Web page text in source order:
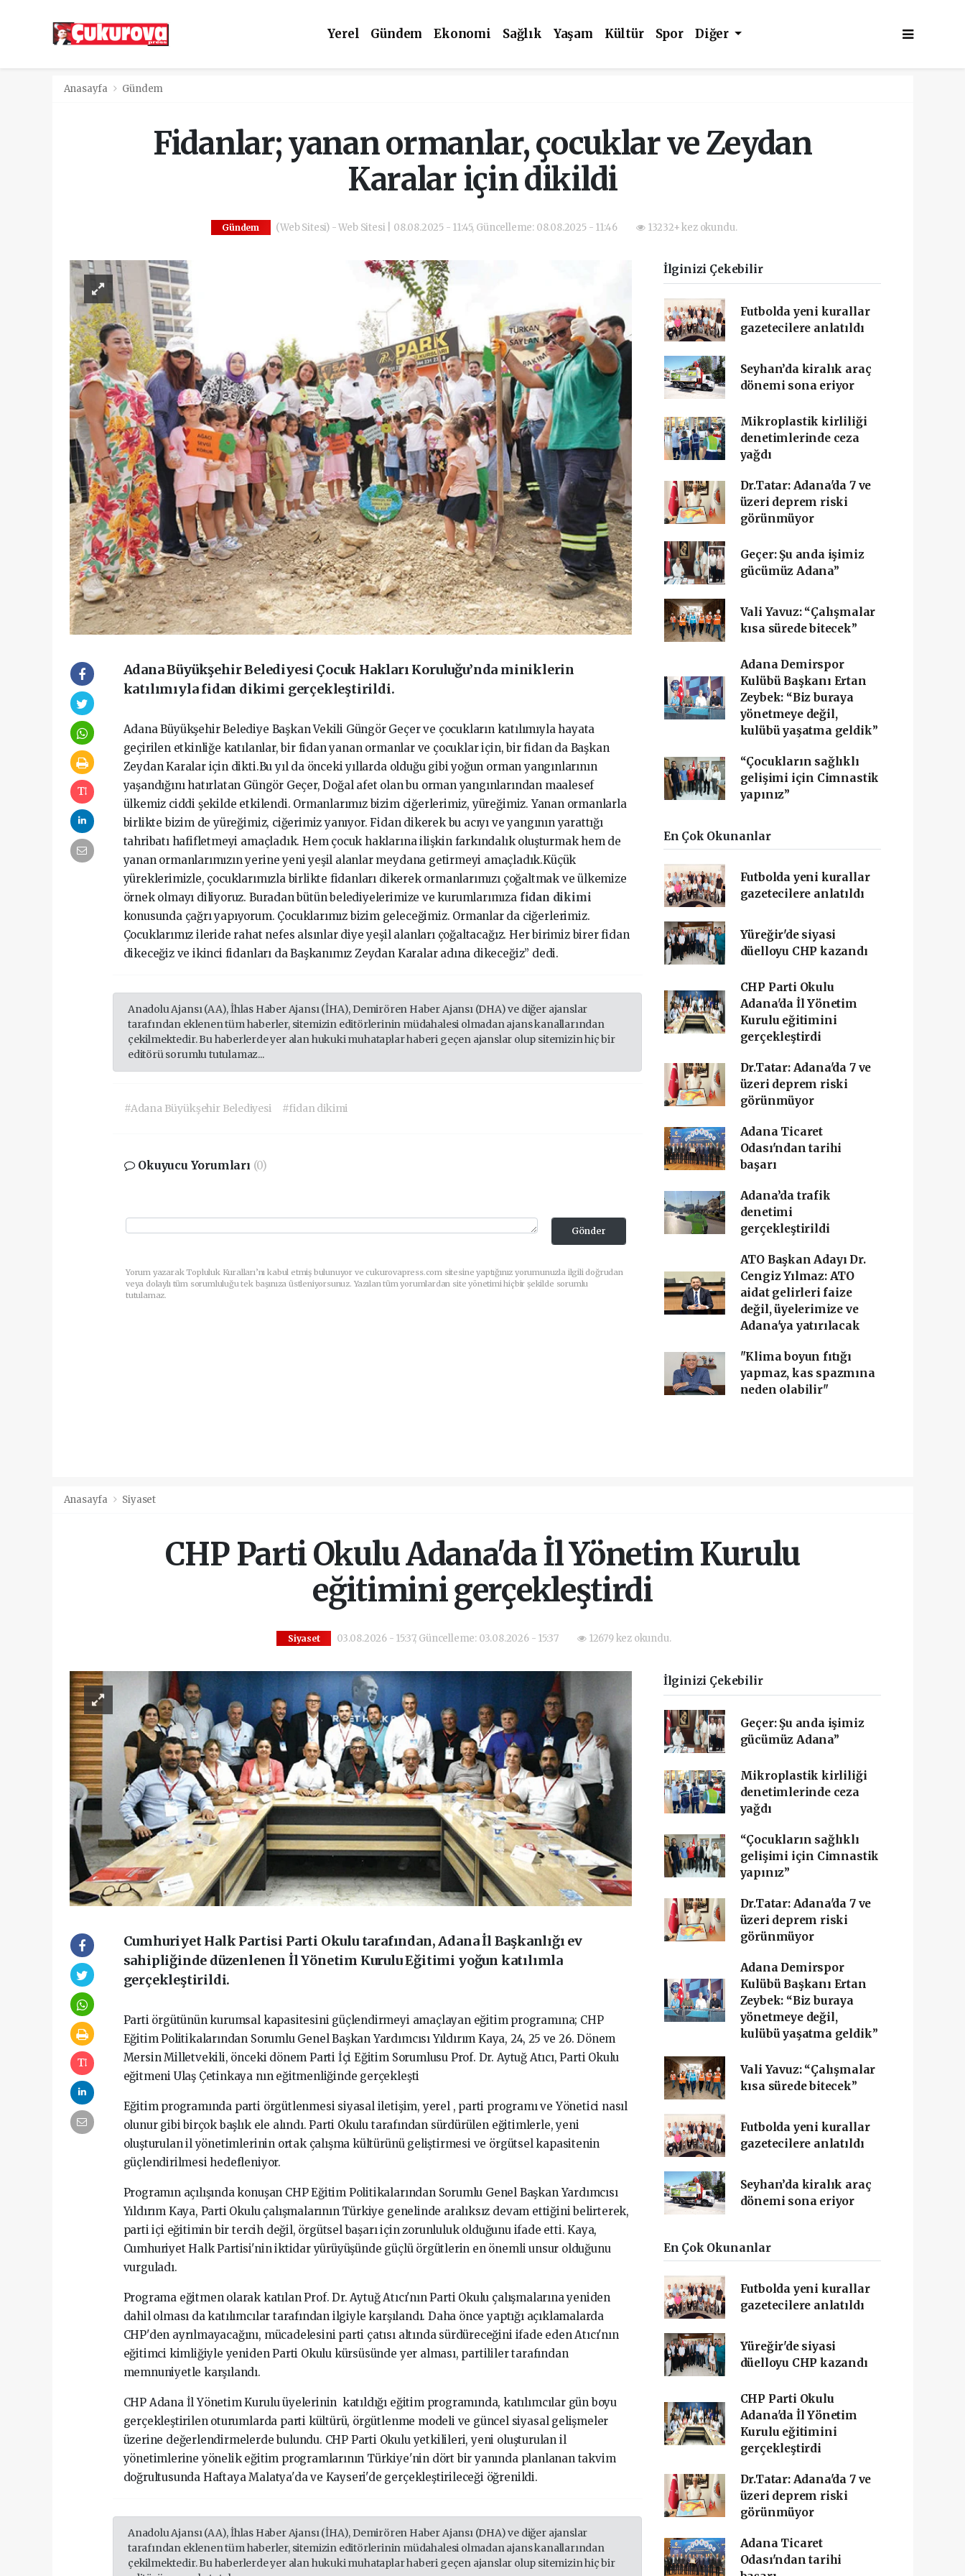
Yerel Gündem Ekonomi Sağlık Yaşam Kültür Spor Diğer
Anasayfa Gündem
Fidanlar; yanan ormanlar, çocuklar ve Zeydan
Karalar için dikildi
Gündem (Web Sitesi) - Web Sitesi | 08.08.2025 - 11:45, Güncelleme: 08.08.2025 - 11:46 13232+ kez okundu.
Adana Büyükşehir Belediyesi Çocuk Hakları Koruluğu’nda miniklerin
katılımıyla fidan dikimi gerçekleştirildi.
Adana Büyükşehir Belediye Başkan Vekili Güngör Geçer ve çocukların katılımıyla hayata
geçirilen etkinliğe katılanlar, bir fidan yanan ormanlar ve çocuklar için, bir fidan da Başkan
Zeydan Karalar için dikti.Bu yıl da önceki yıllarda olduğu gibi yoğun orman yangınlarının
yaşandığını hatırlatan Güngör Geçer, Doğal afet olan bu orman yangınlarından maalesef
ülkemiz ciddi şekilde etkilendi. Ormanlarımız bizim ciğerlerimiz, yüreğimiz. Yanan ormanlarla
birlikte bizim de yüreğimiz, ciğerimiz yanıyor. Fidan dikerek bu acıyı ve yangının yarattığı
tahribatı hafifletmeyi amaçladık. Hem çocuk haklarına ilişkin farkındalık oluşturmak hem de
yanan ormanlarımızın yerine yeni yeşil alanlar meydana getirmeyi amaçladık.Küçük
yüreklerimizle, çocuklarımızla birlikte fidanları dikerek ormanlarımızı çoğaltmak ve ülkemize
örnek olmayı diliyoruz. Buradan bütün belediyelerimize ve kurumlarımıza fidan dikimi
konusunda çağrı yapıyorum. Çocuklarımız bizim geleceğimiz. Ormanlar da ciğerlerimiz.
Çocuklarımız ileride rahat nefes alsınlar diye yeşil alanları çoğaltacağız. Her birimiz birer fidan
dikeceğiz ve ikinci fidanları da Başkanımız Zeydan Karalar adına dikeceğiz” dedi.
Anadolu Ajansı (AA), İhlas Haber Ajansı (İHA), Demirören Haber Ajansı (DHA) ve diğer ajanslar
tarafından eklenen tüm haberler, sitemizin editörlerinin müdahalesi olmadan ajans kanallarından
çekilmektedir. Bu haberlerde yer alan hukuki muhataplar haberi geçen ajanslar olup sitemizin hiç bir
editörü sorumlu tutulamaz...
#Adana Büyükşehir Belediyesi #fidan dikimi
Okuyucu Yorumları (0)
Gönder
Yorum yazarak Topluluk Kuralları’nı kabul etmiş bulunuyor ve cukurovapress.com sitesine yaptığınız yorumunuzla ilgili doğrudan
veya dolaylı tüm sorumluluğu tek başınıza üstleniyorsunuz. Yazılan tüm yorumlardan site yönetimi hiçbir şekilde sorumlu
tutulamaz.
İlginizi Çekebilir
Futbolda yeni kurallar
gazetecilere anlatıldı
Seyhan’da kiralık araç
dönemi sona eriyor
Mikroplastik kirliliği
denetimlerinde ceza
yağdı
Dr.Tatar: Adana'da 7 ve
üzeri deprem riski
görünmüyor
Geçer: Şu anda işimiz
gücümüz Adana”
Vali Yavuz: “Çalışmalar
kısa sürede bitecek”
Adana Demirspor
Kulübü Başkanı Ertan
Zeybek: “Biz buraya
yönetmeye değil,
kulübü yaşatma geldik”
“Çocukların sağlıklı
gelişimi için Cimnastik
yapınız”
En Çok Okunanlar
Futbolda yeni kurallar
gazetecilere anlatıldı
Yüreğir'de siyasi
düelloyu CHP kazandı
CHP Parti Okulu
Adana'da İl Yönetim
Kurulu eğitimini
gerçekleştirdi
Dr.Tatar: Adana'da 7 ve
üzeri deprem riski
görünmüyor
Adana Ticaret
Odası'ndan tarihi
başarı ‎
Adana’da trafik
denetimi
gerçekleştirildi
ATO Başkan Adayı Dr.
Cengiz Yılmaz: ATO
aidat gelirleri faize
değil, üyelerimize ve
Adana'ya yatırılacak
"Klima boyun fıtığı
yapmaz, kas spazmına
neden olabilir"
Anasayfa Siyaset
CHP Parti Okulu Adana'da İl Yönetim Kurulu
eğitimini gerçekleştirdi
Siyaset 03.08.2026 - 15:37, Güncelleme: 03.08.2026 - 15:37 12679 kez okundu.
Cumhuriyet Halk Partisi Parti Okulu tarafından, Adana İl Başkanlığı ev
sahipliğinde düzenlenen İl Yönetim Kurulu Eğitimi yoğun katılımla
gerçekleştirildi.
Parti örgütünün kurumsal kapasitesini güçlendirmeyi amaçlayan eğitim programına; CHP
Eğitim Politikalarından Sorumlu Genel Başkan Yardımcısı Yıldırım Kaya, 24, 25 ve 26. Dönem
Mersin Milletvekili, önceki dönem Parti İçi Eğitim Sorumlusu Prof. Dr. Aytuğ Atıcı, Parti Okulu
eğitmeni Ulaş Çetinkaya nın eğitmenliğinde gerçekleşti
Eğitim programında parti örgütlenmesi siyasal iletişim, yerel , parti programı ve Yönetici nasıl
olunur gibi birçok başlık ele alındı. Parti Okulu tarafından sürdürülen eğitimlerle, yeni
oluşturulan il yönetimlerinin ortak çalışma kültürünü geliştirmesi ve örgütsel kapasitenin
güçlendirilmesi hedefleniyor.
Programın açılışında konuşan CHP Eğitim Politikalarından Sorumlu Genel Başkan Yardımcısı
Yıldırım Kaya, Parti Okulu çalışmalarının Türkiye genelinde aralıksız devam ettiğini belirterek,
parti içi eğitimin bir tercih değil, örgütsel başarı için zorunluluk olduğunu ifade etti. Kaya,
Cumhuriyet Halk Partisi'nin iktidar yürüyüşünde güçlü örgütlerin en önemli unsur olduğunu
vurguladı.
Programa eğitmen olarak katılan Prof. Dr. Aytuğ Atıcı'nın Parti Okulu çalışmalarına yeniden
dahil olması da katılımcılar tarafından ilgiyle karşılandı. Daha önce yaptığı açıklamalarda
CHP'den ayrılmayacağını, mücadelesini parti çatısı altında sürdüreceğini ifade eden Atıcı'nın
eğitimci kimliğiyle yeniden Parti Okulu kürsüsünde yer alması, partililer tarafından
memnuniyetle karşılandı.
CHP Adana İl Yönetim Kurulu üyelerinin katıldığı eğitim programında, katılımcılar gün boyu
gerçekleştirilen oturumlarda parti kültürü, örgütlenme modeli ve güncel siyasal gelişmeler
üzerine değerlendirmelerde bulundu. CHP Parti Okulu yetkilileri, yeni oluşturulan il
yönetimlerine yönelik eğitim programlarının Türkiye'nin dört bir yanında planlanan takvim
doğrultusunda Haftaya Malatya'da ve Kayseri'de gerçekleştirileceği öğrenildi.
Anadolu Ajansı (AA), İhlas Haber Ajansı (İHA), Demirören Haber Ajansı (DHA) ve diğer ajanslar
tarafından eklenen tüm haberler, sitemizin editörlerinin müdahalesi olmadan ajans kanallarından
çekilmektedir. Bu haberlerde yer alan hukuki muhataplar haberi geçen ajanslar olup sitemizin hiç bir
İlginizi Çekebilir
Geçer: Şu anda işimiz
gücümüz Adana”
Mikroplastik kirliliği
denetimlerinde ceza
yağdı
“Çocukların sağlıklı
gelişimi için Cimnastik
yapınız”
Dr.Tatar: Adana'da 7 ve
üzeri deprem riski
görünmüyor
Adana Demirspor
Kulübü Başkanı Ertan
Zeybek: “Biz buraya
yönetmeye değil,
kulübü yaşatma geldik”
Vali Yavuz: “Çalışmalar
kısa sürede bitecek”
Futbolda yeni kurallar
gazetecilere anlatıldı
Seyhan’da kiralık araç
dönemi sona eriyor
En Çok Okunanlar
Futbolda yeni kurallar
gazetecilere anlatıldı
Yüreğir'de siyasi
düelloyu CHP kazandı
CHP Parti Okulu
Adana'da İl Yönetim
Kurulu eğitimini
gerçekleştirdi
Dr.Tatar: Adana'da 7 ve
üzeri deprem riski
görünmüyor
Adana Ticaret
Odası'ndan tarihi